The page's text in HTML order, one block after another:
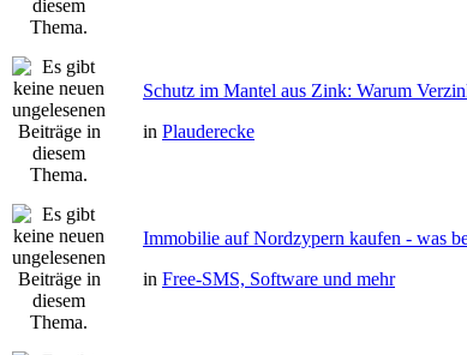
Schutz im Mantel aus Zink: Warum
in Plauderecke
Immobilie auf Nordzypern kaufen - was
in Free-SMS, Software und mehr